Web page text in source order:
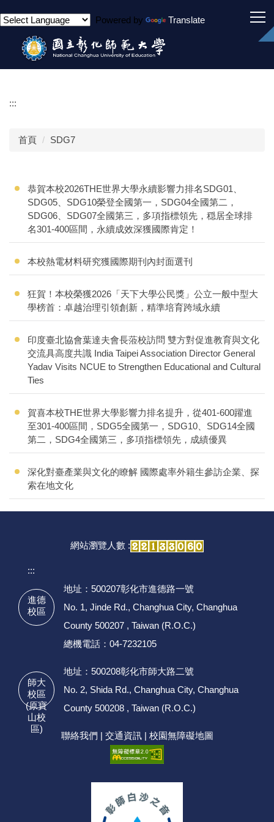
到
Powered by Translate
:::
首頁 SDG7
恭賀本校2026THE世界大學永續影響力排名SDG01、
SDG05、SDG10榮登全國第一，SDG04全國第二，
SDG06、SDG07全國第三，多項指標領先，穏居全球排
名301-400區間，永續成效深獲國際肯定！
本校熱電材料研究獲國際期刊內封面選刊
狂賀！本校榮獲2026「天下大學公民獎」公立一般中型大
學榜首：卓越治理引領創新，精準培育跨域永續
印度臺北協會葉達夫會長蒞校訪問 雙方對促進教育與文化
交流具高度共識 India Taipei Association Director General
Yadav Visits NCUE to Strengthen Educational and Cultural
Ties
賀喜本校THE世界大學影響力排名提升，從401-600躍進
至301-400區間，SDG5全國第一，SDG10、SDG14全國
第二，SDG4全國第三，多項指標領先，成績優異
深化對臺產業與文化的瞭解 國際處率外籍生參訪企業、探
索在地文化
網站瀏覽人數 :
:::
進德
校區
地址：500207彰化市進德路一號
No. 1, Jinde Rd., Changhua City, Changhua
County 500207 , Taiwan (R.O.C.)
總機電話：04-7232105
師大
校區
(原寶
山校
區)
地址：500208彰化市師大路二號
No. 2, Shida Rd., Changhua City, Changhua
County 500208 , Taiwan (R.O.C.)
聯絡我們 | 交通資訊| 校園無障礙地圖